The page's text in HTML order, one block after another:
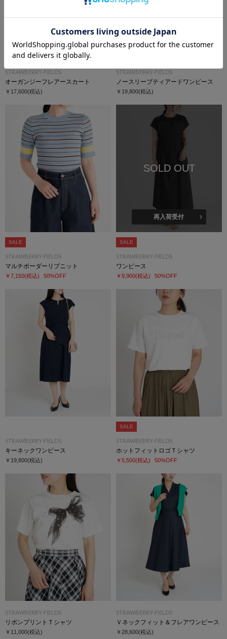
STRAWBERRY-FIELDS
オーガンジーフレアースカート
￥17,600(税込)
STRAWBERRY-FIELDS
ノースリーブティアードワンピース
￥19,800(税込)
SALE
STRAWBERRY-FIELDS
マルチボーダーリブニット
￥7,150(税込) 50%OFF
SOLD OUT
再入荷受付
SALE
STRAWBERRY-FIELDS
ワンピース
￥9,900(税込) 50%OFF
STRAWBERRY-FIELDS
キーネックワンピース
￥19,800(税込)
SALE
STRAWBERRY-FIELDS
ホットフィットロゴＴシャツ
￥5,500(税込) 50%OFF
STRAWBERRY-FIELDS
リボンプリントＴシャツ
￥11,000(税込)
STRAWBERRY-FIELDS
Ｖネックフィット＆フレアワンピース
￥28,600(税込)